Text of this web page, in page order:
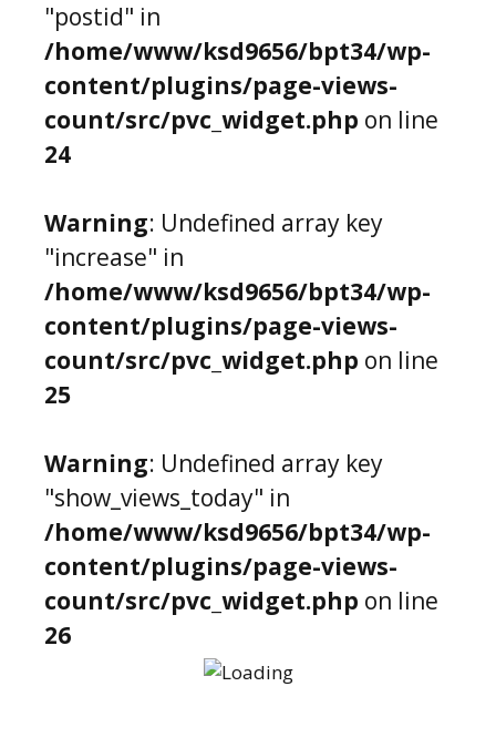
"postid" in
/home/www/ksd9656/bpt34/wp-
content/plugins/page-views-
count/src/pvc_widget.php on line
24
Warning: Undefined array key
"increase" in
/home/www/ksd9656/bpt34/wp-
content/plugins/page-views-
count/src/pvc_widget.php on line
25
Warning: Undefined array key
"show_views_today" in
/home/www/ksd9656/bpt34/wp-
content/plugins/page-views-
count/src/pvc_widget.php on line
26